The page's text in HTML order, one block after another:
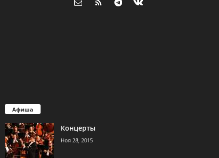
Афиша
Концерты
Ноя 28, 2015